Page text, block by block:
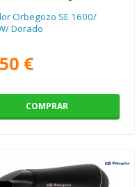
Orbegozo SE 1600/
Dorado
€
COMPRAR